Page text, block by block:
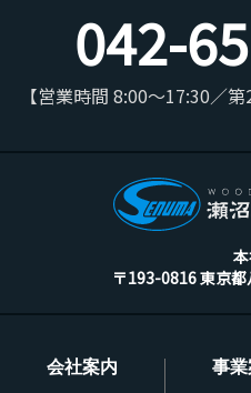
042-
【営業時間 8:00～17:30／
〒193-0816 東京
会社案内 事業